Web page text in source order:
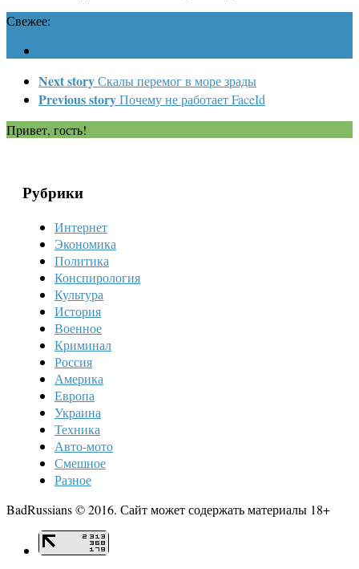
Свежее:
Next storyСкалы перемог в море зрады
Previous storyПочему не работает FaceId
Привет, гость!
Рубрики
Интернет
Экономика
Политика
Конспирология
Культура
История
Военное
Криминал
Россия
Америка
Европа
Украина
Техника
Авто-мото
Смешное
Разное
BadRussians © 2016. Сайт может содержать материалы 18+